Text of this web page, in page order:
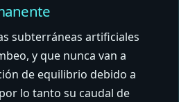
subterráneas artificiales
y que nunca van a
de equilibrio debido a
lo tanto su caudal de